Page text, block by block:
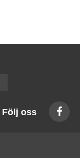
Följ oss